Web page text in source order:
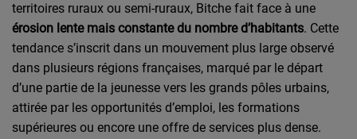
territoires ruraux ou semi-ruraux, Bitche fait face à une
érosion lente mais constante du nombre d’habitants. Cette
tendance s’inscrit dans un mouvement plus large observé
dans plusieurs régions françaises, marqué par le départ
d’une partie de la jeunesse vers les grands pôles urbains,
attirée par les opportunités d’emploi, les formations
supérieures ou encore une offre de services plus dense.